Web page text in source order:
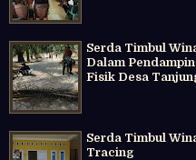
Serda Timbul
Dalam
Fisik Desa
Serda Timbul
Tracing